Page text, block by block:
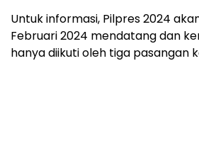
Untuk informasi, Pilpres 2024
Februari 2024 mendatang dan
hanya diikuti oleh tiga pasangan